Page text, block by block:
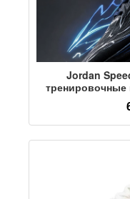
Jordan
тренировочные
физический
спортивная